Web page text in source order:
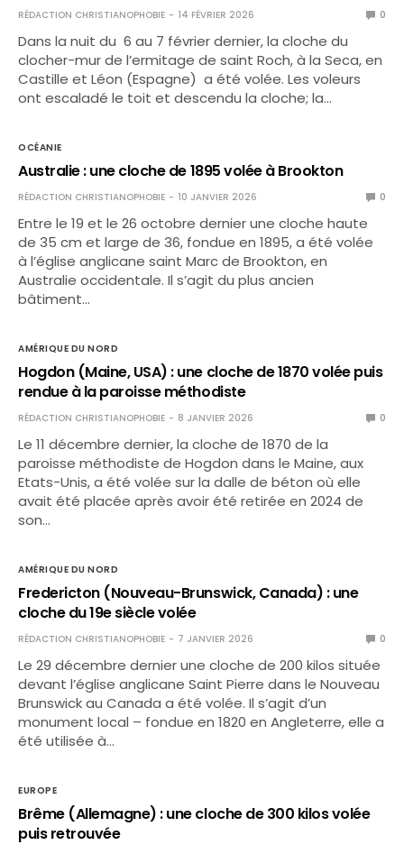
RÉDACTION CHRISTIANOPHOBIE 14 FÉVRIER 2026 0
Dans la nuit du 6 au 7 février dernier, la cloche du
clocher-mur de l’ermitage de saint Roch, à la Seca, en
Castille et Léon (Espagne) a été volée. Les voleurs
ont escaladé le toit et descendu la cloche; la…
OCÉANIE
Australie : une cloche de 1895 volée à Brookton
RÉDACTION CHRISTIANOPHOBIE 10 JANVIER 2026 0
Entre le 19 et le 26 octobre dernier une cloche haute
de 35 cm et large de 36, fondue en 1895, a été volée
à l’église anglicane saint Marc de Brookton, en
Australie occidentale. Il s’agit du plus ancien
bâtiment…
AMÉRIQUE DU NORD
Hogdon (Maine, USA) : une cloche de 1870 volée puis
rendue à la paroisse méthodiste
RÉDACTION CHRISTIANOPHOBIE 8 JANVIER 2026 0
Le 11 décembre dernier, la cloche de 1870 de la
paroisse méthodiste de Hogdon dans le Maine, aux
Etats-Unis, a été volée sur la dalle de béton où elle
avait été placée après avoir été retirée en 2024 de
son…
AMÉRIQUE DU NORD
Fredericton (Nouveau-Brunswick, Canada) : une
cloche du 19e siècle volée
RÉDACTION CHRISTIANOPHOBIE 7 JANVIER 2026 0
Le 29 décembre dernier une cloche de 200 kilos située
devant l’église anglicane Saint Pierre dans le Nouveau
Brunswick au Canada a été volée. Il s’agit d’un
monument local – fondue en 1820 en Angleterre, elle a
été utilisée à…
EUROPE
Brême (Allemagne) : une cloche de 300 kilos volée
puis retrouvée